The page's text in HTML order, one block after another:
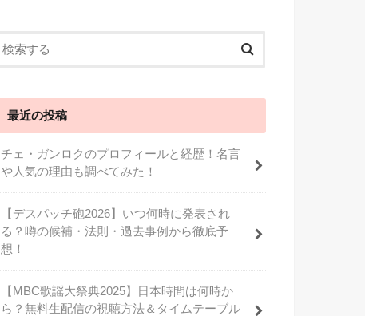
最近の投稿
チェ・ガンロクのプロフィールと経歴！名言
や人気の理由も調べてみた！
【デスパッチ砲2026】いつ何時に発表され
る？噂の候補・法則・過去事例から徹底予
想！
【MBC歌謡大祭典2025】日本時間は何時か
ら？無料生配信の視聴方法＆タイムテーブル